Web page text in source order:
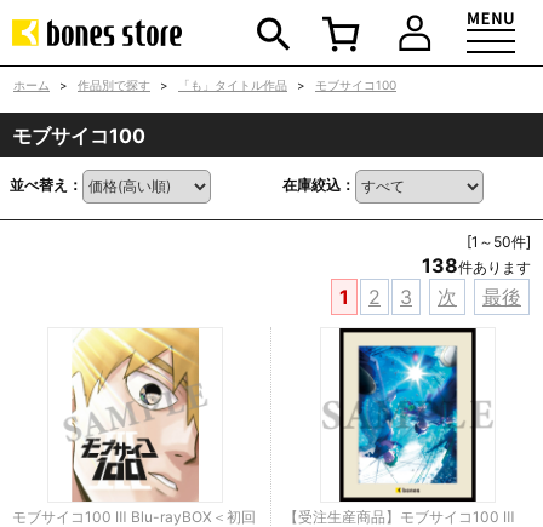
ホーム > 作品別で探す > 「も」タイトル作品 > モブサイコ100
モブサイコ100
並べ替え： 在庫絞込：
[1～50件]
138件あります
1 2 3 次 最後
モブサイコ100 Ⅲ Blu-rayBOX＜初回
【受注生産商品】モブサイコ100 Ⅲ